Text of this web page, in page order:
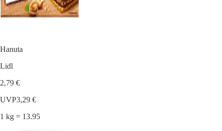
Hanuta
Lidl
2,79 €
UVP3,29 €
1 kg = 13.95